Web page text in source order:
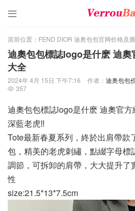

當前位置： FEND DIOR 迪奥包包官网价格及
迪奧包包標誌logo是什麽 迪奧
大全
2024年 4月 15日 下午7:16 作者： 迪奥包包
 357
迪奧包包標誌logo是什麽 迪奧官
深藍老虎‼️
Tote最新春夏系列，終於出肩帶款
包，精美的老虎刺繡，點綴字母標
調節，可拆卸的肩帶，大大提升了
性
size:21.5*13*7.5cm